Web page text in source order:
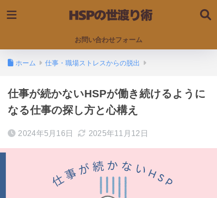
お問い合わせフォーム
ホーム 仕事・職場ストレスからの脱出
仕事が続かないHSPが働き続けるように
なる仕事の探し方と心構え
2024年5月16日 2025年11月12日